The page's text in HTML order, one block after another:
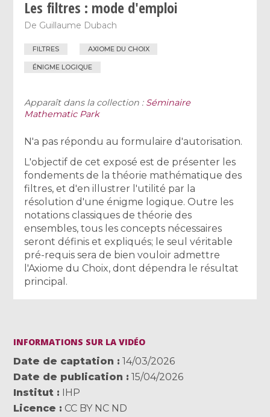
Les filtres : mode d'emploi
De Guillaume Dubach
FILTRES AXIOME DU CHOIX
ÉNIGME LOGIQUE
Apparaît dans la collection : Séminaire
Mathematic Park
N'a pas répondu au formulaire d'autorisation.
L'objectif de cet exposé est de présenter les
fondements de la théorie mathématique des
filtres, et d'en illustrer l'utilité par la
résolution d'une énigme logique. Outre les
notations classiques de théorie des
ensembles, tous les concepts nécessaires
seront définis et expliqués; le seul véritable
pré-requis sera de bien vouloir admettre
l'Axiome du Choix, dont dépendra le résultat
principal.
INFORMATIONS SUR LA VIDÉO
Date de captation
14/03/2026
Date de publication
15/04/2026
Institut
IHP
Licence
CC BY NC ND